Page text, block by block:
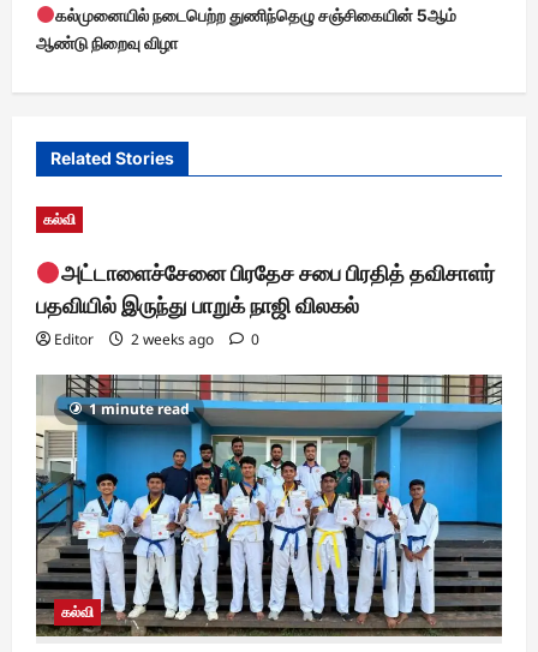
n
a
v
g
a
i
o
n
கல்முனையில் நடைபெற்ற துணிந்தெழு சஞ்சிகையின் 5ஆம்
ஆண்டு நிறைவு விழா
Related Stories
கல்வி
அட்டாளைச்சேனை பிரதேச சபை பிரதித் தவிசாளர்
பதவியில் இருந்து பாறுக் நாஜி விலகல்
Editor 2 weeks ago 0
1 minute read
கல்வி